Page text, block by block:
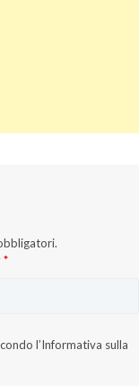
*
l’Informativa sulla